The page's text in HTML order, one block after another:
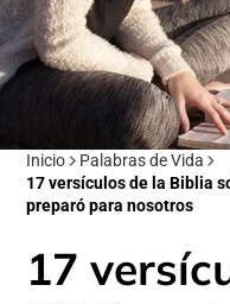
Inicio
Palabras de Vida
17 versículos de la Biblia
preparó para nosotros
17